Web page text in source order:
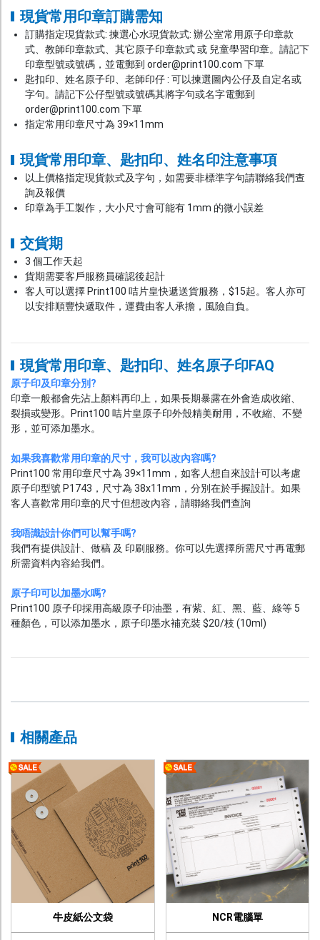
現貨常用印章訂購需知
訂購指定現貨款式: 揀選心水現貨款式: 辦公室常用原子印章款
式、教師印章款式、其它原子印章款式 或 兒童學習印章。請記下
印章型號或號碼，並電郵到 order@print100.com 下單
匙扣印、姓名原子印、老師印仔 : 可以揀選圖內公仔及自定名或
字句。請記下公仔型號或號碼其將字句或名字電郵到
order@print100.com 下單
指定常用印章尺寸為 39×11mm
現貨常用印章、匙扣印、姓名印注意事項
以上價格指定現貨款式及字句，如需要非標準字句請聯絡我們查
詢及報價
印章為手工製作，大小尺寸會可能有 1mm 的微小誤差
交貨期
3 個工作天起
貨期需要客戶服務員確認後起計
客人可以選擇 Print100 咭片皇快遞送貨服務，$15起。客人亦可
以安排順豐快遞取件，運費由客人承擔，風險自負。
現貨常用印章、匙扣印、姓名原子印FAQ
原子印及印章分別?
印章一般都會先沾上顏料再印上，如果長期暴露在外會造成收縮、
裂損或變形。Print100 咭片皇原子印外殼精美耐用，不收縮、不變
形，並可添加墨水。
如果我喜歡常用印章的尺寸，我可以改內容嗎?
Print100 常用印章尺寸為 39×11mm，如客人想自來設計可以考慮
原子印型號 P1743，尺寸為 38x11mm，分別在於手握設計。如果
客人喜歡常用印章的尺寸但想改內容，請聯絡我們查詢
我唔識設計你們可以幫手嗎?
我們有提供設計、做稿 及 印刷服務。你可以先選擇所需尺寸再電郵
所需資料內容給我們。
原子印可以加墨水嗎?
Print100 原子印採用高級原子印油墨，有紫、紅、黑、藍、綠等 5
種顏色，可以添加墨水，原子印墨水補充裝 $20/枝 (10ml)
相關產品
牛皮紙公文袋 NCR電腦單